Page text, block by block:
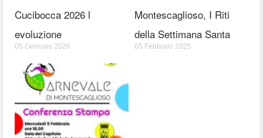
Cucibocca 2026 l
evoluzione
05 Gennaio 2026
Montescaglioso, I Riti
della Settimana Santa
05 Febbraio 2025